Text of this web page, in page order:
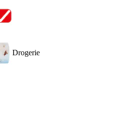
Drogerie